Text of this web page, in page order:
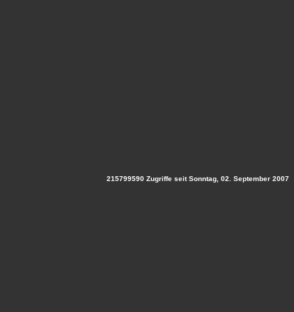
215799590 Zugriffe seit Sonntag, 02. September 2007